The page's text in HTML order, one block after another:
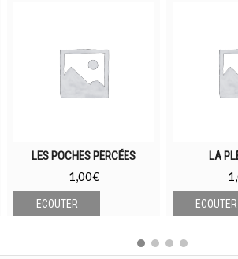
LES POCHES PERCÉES
1,00€
ECOUTER
LA
ECOUTER